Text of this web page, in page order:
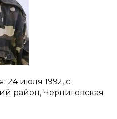
24 июля 1992, с.
район, Черниговская